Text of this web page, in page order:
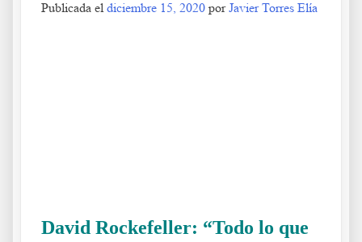
Publicada el diciembre 15, 2020 porJavier Torres Elía
David Rockefeller: “Todo lo que